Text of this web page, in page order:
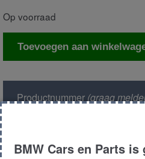
Op voorraad
Richtingaanwijzerschakelaar
Toevoegen aan
Productnummer(graag
Model :
BMW Cars en Parts